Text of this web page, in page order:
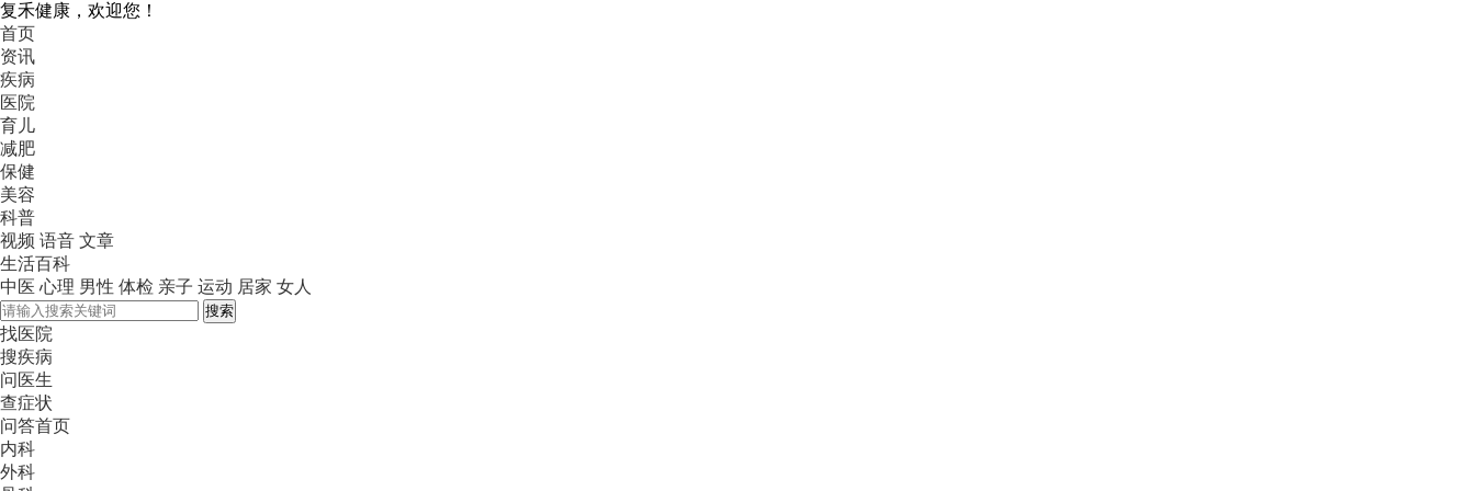
复禾健康，欢迎您！
首页
资讯
疾病
医院
育儿
减肥
保健
美容
科普
视频 语音 文章
生活百科
中医 心理 男性 体检 亲子 运动 居家 女人
搜索
找医院
搜疾病
问医生
查症状
问答首页
内科
外科